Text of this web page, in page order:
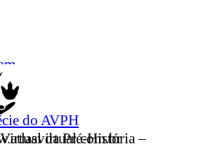
do AVPH
da Pré-História – www.atlasvirtual.com.br